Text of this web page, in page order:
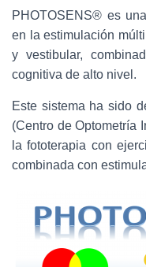
PHOTOSENS® es
en la estimulación
y vestibular,
cognitiva de alto nivel.
Este sistema ha sido
(Centro de Optometría
la fototerapia con
combinada con